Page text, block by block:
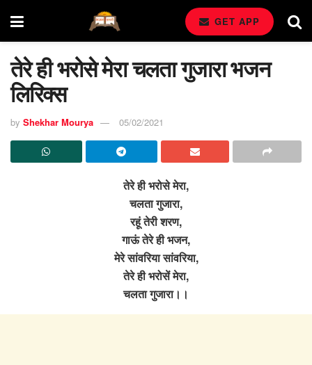
GET APP
तेरे ही भरोसे मेरा चलता गुजारा भजन
लिरिक्स
by Shekhar Mourya 05/02/2021
तेरे ही भरोसे मेरा,
चलता गुजारा,
रहूं तेरी शरण,
गाऊं तेरे ही भजन,
मेरे सांवरिया सांवरिया,
तेरे ही भरोसें मेरा,
चलता गुजारा।।